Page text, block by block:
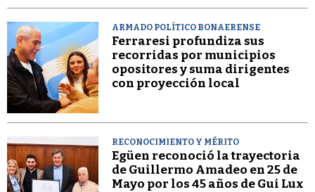
ARMADO POLÍTICO BONAERENSE
Ferraresi profundiza sus
recorridas por municipios
opositores y suma dirigentes
con proyección local
RECONOCIMIENTO Y MÉRITO
Egüen reconoció la trayectoria
de Guillermo Amadeo en 25 de
Mayo por los 45 años de Gui Lux